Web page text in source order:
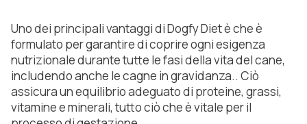
Uno dei principali vantaggi di Dogfy Diet è che è
formulato per garantire di coprire ogni esigenza
nutrizionale durante tutte le fasi della vita del cane,
includendo anche le cagne in gravidanza.. Ciò
assicura un equilibrio adeguato di proteine, grassi,
vitamine e minerali, tutto ciò che è vitale per il